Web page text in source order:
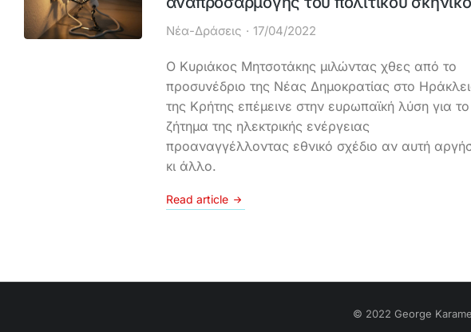
Νέα-Δράσεις 17/04/2022
Ο Κυριάκος Μητσοτάκης μιλώντας χθες από το
προσυνέδριο της Νέας Δημοκρατίας στο
της Κρήτης επέμεινε στην ευρωπαϊκή λύση για το
ζήτημα της ηλεκτρικής ενέργειας
προαναγγέλλοντας εθνικό σχέδιο αν αυτή
κι άλλο.
Read article
© 2022 George